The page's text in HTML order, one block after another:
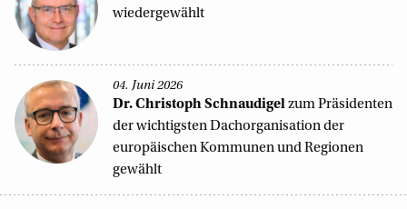
wiedergewählt
04. Juni 2026
Dr. ChristophSchnaudigelzum Präsidenten
der wichtigsten Dachorganisation der
europäischen Kommunen und Regionen
gewählt